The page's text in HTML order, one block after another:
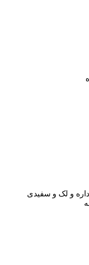
12 ساعته رو داره و لک و سفیدی